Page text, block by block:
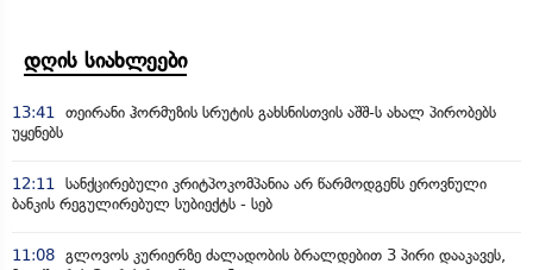
დღის სიახლეები
13:41 თეირანი ჰორმუზის სრუტის გახსნისთვის აშშ-ს ახალ პირობებს
უყენებს
12:11 სანქცირებული კრიტპოკომპანია არ წარმოდგენს ეროვნული
ბანკის რეგულირებულ სუბიექტს - სებ
11:08 გლოვოს კურიერზე ძალადობის ბრალდებით 3 პირი დააკავეს,